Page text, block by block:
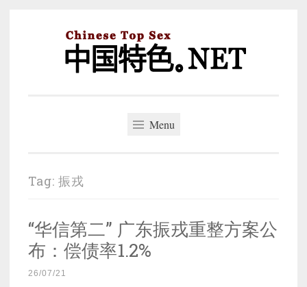
Menu
Tag: 振戎
“华信第二” 广东振戎重整方案公
布：偿债率1.2%
26/07/21